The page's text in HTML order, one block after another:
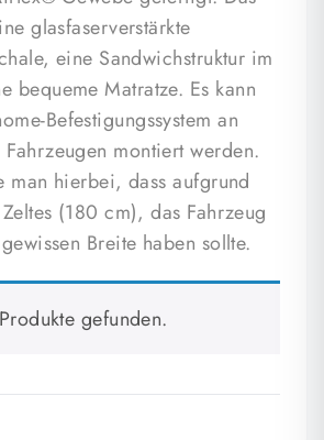
glasfaserverstärkte
eine Sandwichstruktur im
bequeme Matratze. Es kann
Befestigungssystem an
montiert werden.
man hierbei, dass aufgrund
(180 cm), das Fahrzeug
Breite haben sollte.
gefunden.